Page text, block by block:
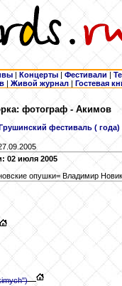
| Концерты | Фестивали |
| Живой журнал |Гостевая
фотограф - Акимов
фестиваль ( года)
02 июля 2005
опушки= Владимир